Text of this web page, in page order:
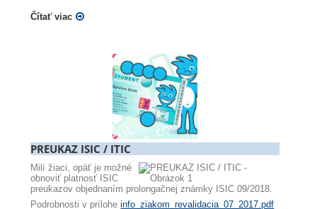
Čítať viac
PREUKAZ ISIC / ITIC
Milí žiaci, opäť je možné
obnoviť platnosť ISIC
preukazov objednaním prolongačnej známky ISIC 09/2018.
Podrobnosti v príloheinfo_ziakom_revalidacia_07_2017.pdf